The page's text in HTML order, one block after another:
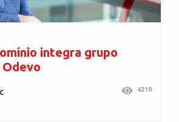
integra grupo
4219